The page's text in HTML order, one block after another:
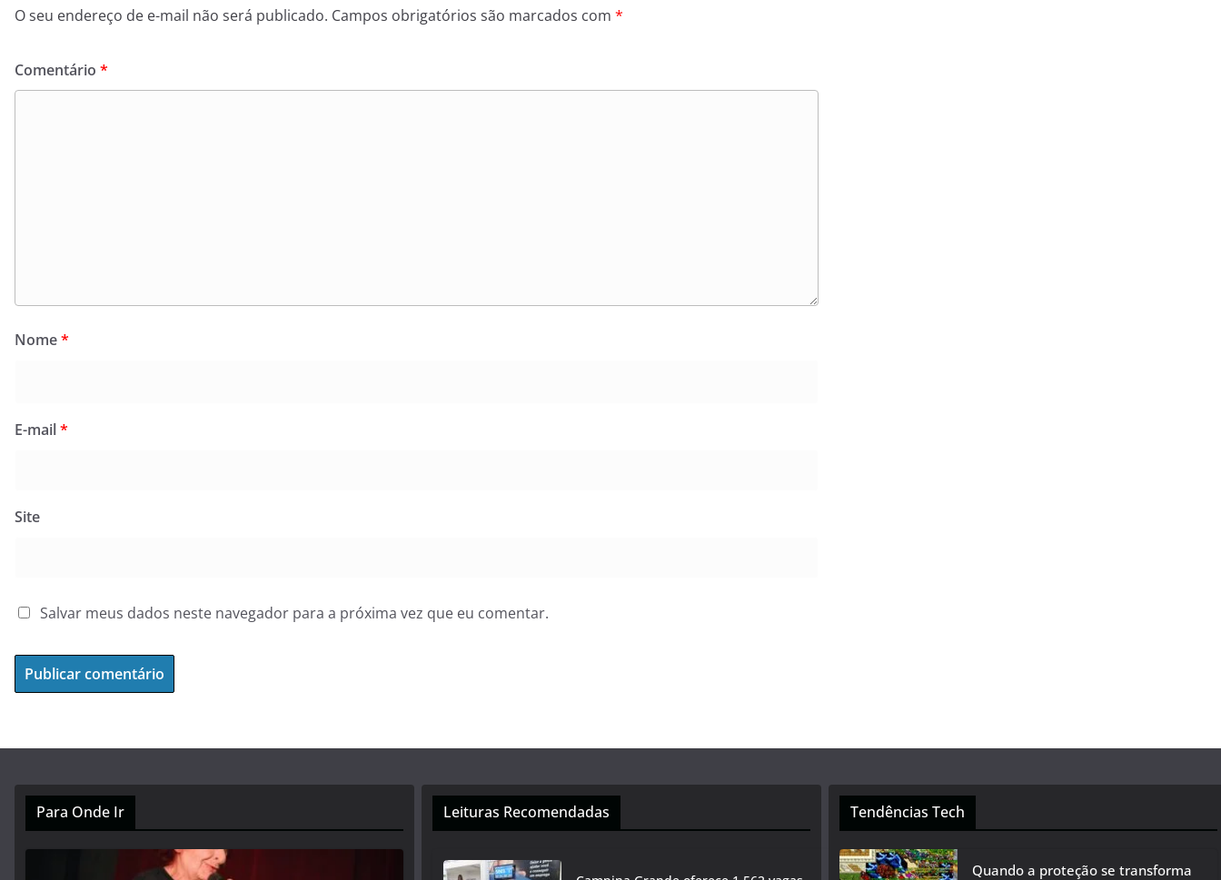
O seu endereço de e-mail não será publicado. Campos obrigatórios são marcados com *
Comentário *
Nome*
E-mail*
Site
Salvar meus dados neste navegador para a próxima vez que eu comentar.
Para Onde Ir Leituras Recomendadas Tendências Tech
Quando a proteção se transforma